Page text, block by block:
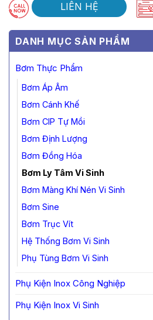
DANH MỤC SẢN PHẨM
Bơm Thực Phẩm
Bơm Áp Âm
Bơm Cánh Khế
Bơm CIP Tự Mồi
Bơm Định Lượng
Bơm Đồng Hóa
Bơm Ly Tâm Vi Sinh
Bơm Màng Khí Nén Vi Sinh
Bơm Sine
Bơm Trục Vít
Hệ Thống Bơm Vi Sinh
Phụ Tùng Bơm Vi Sinh
Phụ Kiện Inox Công Nghiệp
Phụ Kiện Inox Vi Sinh
LIÊN HỆ